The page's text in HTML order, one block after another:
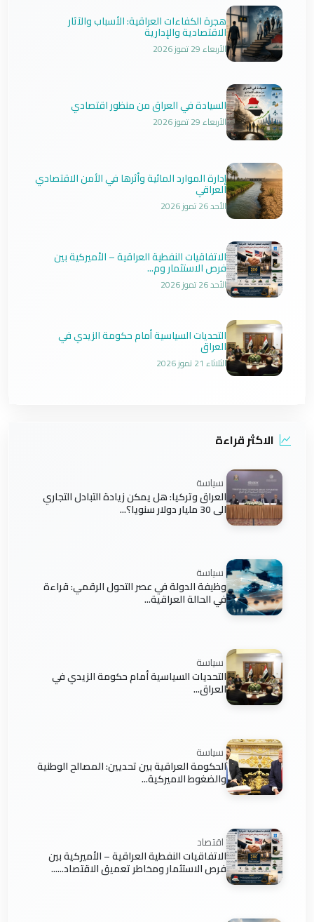
هجرة الكفاءات العراقية: الأسباب والآثار
الاقتصادية والإدارية
الأربعاء 29 تموز 2026
السيادة في العراق من منظور اقتصادي
الأربعاء 29 تموز 2026
إدارة الموارد المائية وأثرها في الأمن الاقتصادي
العراقي
الأحد 26 تموز 2026
الاتفاقيات النفطية العراقية – الأميركية بين
فرص الاستثمار وم...
الأحد 26 تموز 2026
التحديات السياسية أمام حكومة الزيدي في
العراق
الثلاثاء 21 تموز 2026
الاكثر قراءة
سياسة
العراق وتركيا: هل يمكن زيادة التبادل التجاري
الى 30 مليار دولار سنويا؟...
سياسة
وظيفة الدولة في عصر التحول الرقمي: قراءة
في الحالة العراقية...
سياسة
التحديات السياسية أمام حكومة الزيدي في
العراق...
سياسة
الحكومة العراقية بين تحديين: المصالح الوطنية
والضغوط الاميركية...
اقتصاد
الاتفاقيات النفطية العراقية – الأميركية بين
فرص الاستثمار ومخاطر تعميق الاقتصاد......